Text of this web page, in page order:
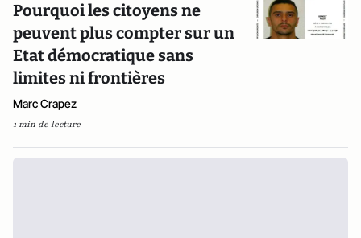
Pourquoi les citoyens ne
peuvent plus compter sur un
Etat démocratique sans
limites ni frontières
Marc Crapez
1 min de lecture